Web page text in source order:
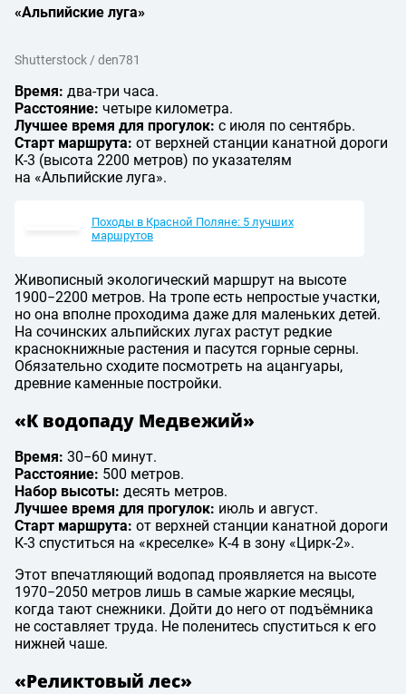
«Альпийские луга»
Shutterstock / den781
Время: два-три часа.
Расстояние: четыре километра.
Лучшее время для прогулок: с июля по сентябрь.
Старт маршрута: от верхней станции канатной дороги
К-3 (высота 2200 метров) по указателям
на «Альпийские луга».
Походы в Красной Поляне: 5 лучших
маршрутов
Живописный экологический маршрут на высоте
1900−2200 метров. На тропе есть непростые участки,
но она вполне проходима даже для маленьких детей.
На сочинских альпийских лугах растут редкие
краснокнижные растения и пасутся горные серны.
Обязательно сходите посмотреть на ацангуары,
древние каменные постройки.
«К водопаду Медвежий»
Время: 30−60 минут.
Расстояние: 500 метров.
Набор высоты: десять метров.
Лучшее время для прогулок: июль и август.
Старт маршрута: от верхней станции канатной дороги
К-3 спуститься на «креселке» К-4 в зону «Цирк-2».
Этот впечатляющий водопад проявляется на высоте
1970−2050 метров лишь в самые жаркие месяцы,
когда тают снежники. Дойти до него от подъёмника
не составляет труда. Не поленитесь спуститься к его
нижней чаше.
«Реликтовый лес»